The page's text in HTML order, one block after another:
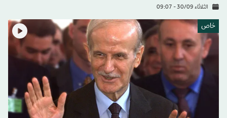
الثلاثاء 30/09 - 09:07
خاص